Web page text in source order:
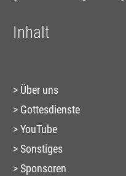
Inhalt
Über uns
Gottesdienste
YouTube
Sonstiges
Sponsoren